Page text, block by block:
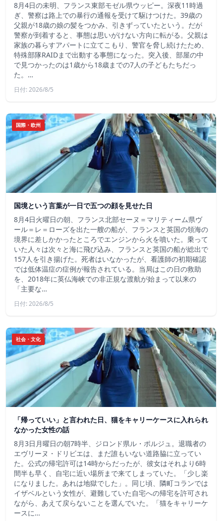
8月4日の未明、フランス東部モゼル県ウッピー。深夜11時過
ぎ、警察は路上での暴行の通報を受けて駆けつけた。39歳の
父親が18歳の娘の髪をつかみ、引きずっていたという。だが
警察が到着すると、事態は思いがけない方向に転がる。父親は
家族の暮らすアパートに立てこもり、警官を脅し続けたため、
特殊部隊RAIDまで出動する事態になった。突入後、部屋の中
で見つかったのは1歳から18歳までの7人の子どもたちだっ
た。…
日付: 2026/8/5
国際・欧州
国境という言葉が一日で五つの顔を見せた日
8月4日火曜日の朝、フランス北部セーヌ＝マリティーム県ヴ
ール＝レ＝ローズを出た一艘の船が、フランスと英国の領海の
境界に差しかかったところでエンジンから火を噴いた。乗って
いた人々は次々と海に飛び込み、フランスと英国の船が総出で
157人を引き揚げた。死者はいなかったが、看護師の初期確認
では低体温症の症例が報告されている。当局はこの日の救助
を、2018年に英仏海峡での非正規な渡航が始まって以来の
「主要な…
日付: 2026/8/5
社会・文化
「帰っていい」と言われた日、猫をキャリーケースに入れられ
なかった女性の話
8月3日月曜日の朝7時半、ジロンド県ル・ポルジュ。退職者の
エヴリーヌ・ドリビエは、まだ誰もいない道路脇に立ってい
た。公式の帰宅許可は14時からだったが、彼女はそれより6時
間半も早く、自宅に近い場所まで来てしまっていた。「少し楽
になりました。あれは地獄でした」。同じ頃、隣町コランでは
イザベルという女性が、避難していた自宅への帰宅を許可され
ながら、あえて戻らないことを選んでいた。「猫をキャリーケ
ースに…